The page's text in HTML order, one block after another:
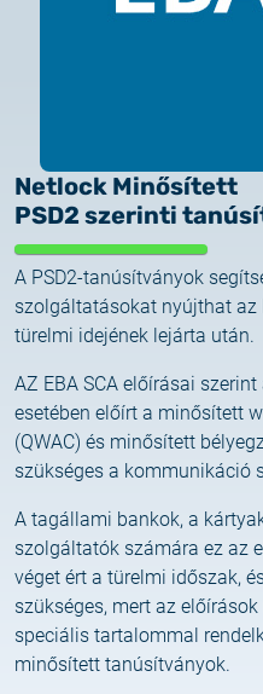
Customer Information –
2025.11.07.
Customer Information –
2025.10.07.
Customer information
Information Netlock
2025.11.11.
System upgrade
2025.05.05.
Test certificate
2025.08.18.
Notice of Update on SSL
Netlock Minősített
PSD2 szerinti
A PSD2-tanúsítványok
szolgáltatásokat nyújthat az
türelmi idejének lejárta után.
AZ EBA SCA előírásai
esetében előírt a minősített
(QWAC) és minősített
szükséges a kommunikáció
A tagállami bankok, a
szolgáltatók számára ez az
véget ért a türelmi időszak,
szükséges, mert az
speciális tartalommal
minősített tanúsítványok.